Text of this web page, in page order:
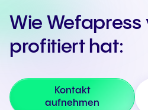
Wie Wefapress
profitiert hat:
Kontakt
aufnehmen